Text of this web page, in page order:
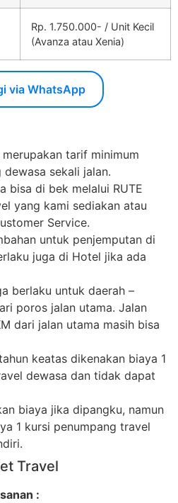
Rp. 1.750.000- / Unit Kecil
(Avanza atau Xenia)
via WhatsApp
tarif minimum
dewasa sekali jalan.
bisa di bek melalui RUTE
yang kami sediakan atau
Service.
untuk penjemputan di
juga di Hotel jika ada
berlaku untuk daerah –
poros jalan utama. Jalan
dari jalan utama masih bisa
keatas dikenakan biaya 1
dewasa dan tidak dapat
biaya jika dipangku, namun
1 kursi penumpang travel
Travel
: